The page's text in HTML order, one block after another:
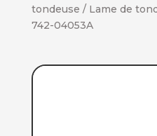
tondeuse / Lame de
742-04053A